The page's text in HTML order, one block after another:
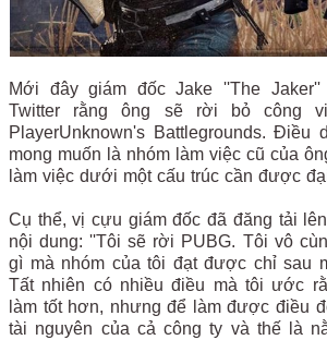
Mới đây giám đốc Jake ''The
Twitter rằng ông sẽ rời bỏ công
PlayerUnknown's Battlegrounds. Điều
mong muốn là nhóm làm việc cũ của
làm việc dưới một cấu trúc cần được
Cụ thể, vị cựu giám đốc đã đăng tải
nội dung: ''Tôi sẽ rời PUBG. Tôi vô
gì mà nhóm của tôi đạt được chỉ sau
Tất nhiên có nhiều điều mà tôi ước
làm tốt hơn, nhưng để làm được điều
tài nguyên của cả công ty và thế là